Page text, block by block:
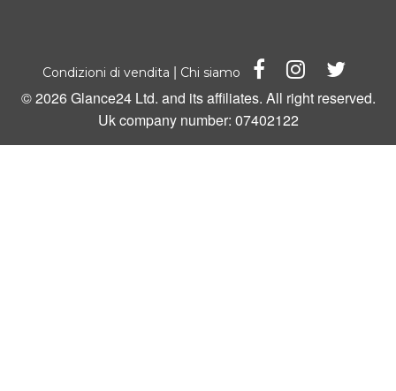
Condizioni di vendita | Chi siamo
© 2026 Glance24 Ltd. and its affiliates. All right reserved.
Uk company number: 07402122